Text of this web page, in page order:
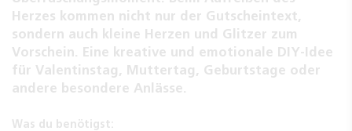
Herzes kommen nicht nur der Gutscheintext,
sondern auch kleine Herzen und Glitzer zum
Vorschein. Eine kreative und emotionale DIY-Idee
für Valentinstag, Muttertag, Geburtstage oder
andere besondere Anlässe.
Was du benötigst: